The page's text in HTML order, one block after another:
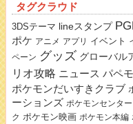
タグクラウド
3DSテーマ lineスタンプ
ポケ アニメ アプリ イベント
ペーン グッズ グローバル
リオ攻略 ニュース パペ
ポケモンだいすきクラブ
ーションズ ポケモンセンター
ク ポケモン映画 ポケモン本編